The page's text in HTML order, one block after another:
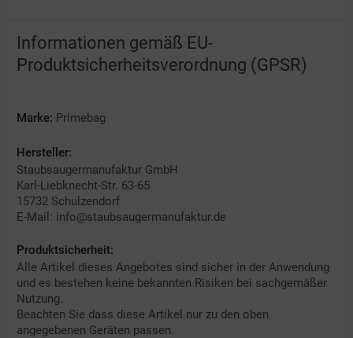
Informationen gemäß EU-
Produktsicherheitsverordnung (GPSR)
Marke: Primebag
Hersteller:
Staubsaugermanufaktur GmbH
Karl-Liebknecht-Str. 63-65
15732 Schulzendorf
E-Mail: info@staubsaugermanufaktur.de
Produktsicherheit:
Alle Artikel dieses Angebotes sind sicher in der Anwendung
und es bestehen keine bekannten Risiken bei sachgemäßer
Nutzung.
Beachten Sie dass diese Artikel nur zu den oben
angegebenen Geräten passen.